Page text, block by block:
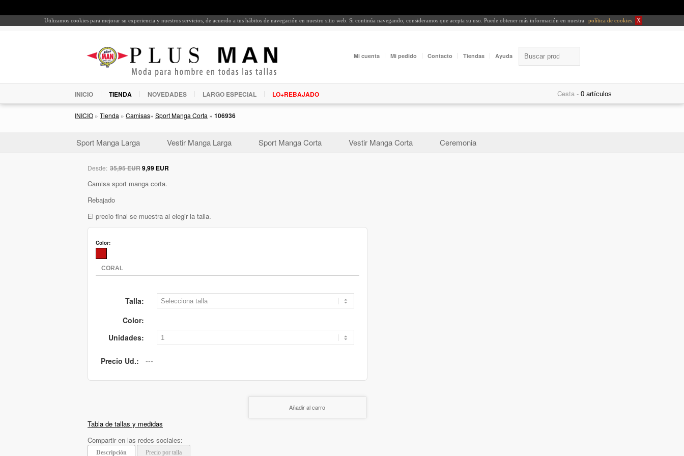
Utilizamos cookies para mejorar su experiencia y nuestros servicios, de acuerdo a tus hábitos de navegación en nuestro sitio web. Si continúa navegando, consideramos que acepta su uso. Puede obtener más información en nuestra política de cookies X
Mi cuenta Mi pedido Contacto Tiendas Ayuda
INICIO TIENDA NOVEDADES LARGO ESPECIAL LO+REBAJADO Cesta -
INICIO » Tienda » Camisas» Sport Manga Corta » 106936
Sport Manga Larga Vestir Manga Larga Sport Manga Corta Vestir Manga Corta Ceremonia
Desde: 35,95 EUR9,99 EUR
Camisa sport manga corta.
Rebajado
El precio final se muestra al elegir la talla.
Color:
Talla:
Color:
Unidades:
Precio Ud.:
Añadir al carro
Tabla de tallas y medidas
Compartir en las redes sociales:
Descripción Precio por talla